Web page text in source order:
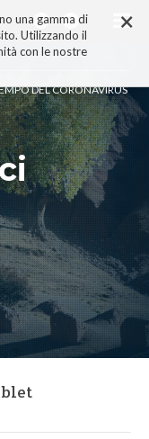
×
una gamma di
Utilizzando il
con le nostre
DEL CORONAVIRUS